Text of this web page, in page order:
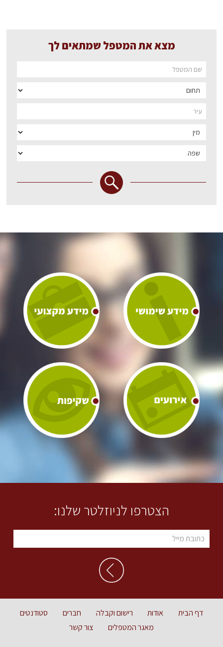
מצא את המטפל שמתאים לך
הצטרפו לניוזלטר שלנו:
דף הבית אודות רישום וקבלה חברים
סטודנטים
מאגר המטפלים
צור קשר